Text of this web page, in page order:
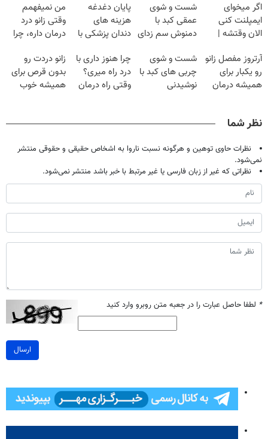
اگر میخوای
ایمپلنت کنی
الان وقتشه |
میلیون تومان!!!
شست و شوی
عمقی کبد با
دمنوش سم زدای
پایان دغدغه
هزینه های
دندان پزشکی با
خانگی
من نمیفهمم
وقتی زانو درد
درمان داره، چرا
تحمل میکنی؟❗
آرتروز مفصل زانو
رو یکبار برای
همیشه درمان
شست و شوی
چربی های کبد با
نوشیدنی
چرا هنوز داری با
درد راه میری؟
وقتی راه درمان
زانو دردت رو
بدون قرص برای
همیشه خوب
نظر شما
نظرات حاوی توهین و هرگونه نسبت ناروا به اشخاص حقیقی و حقوقی منتشر
نمی‌شود.
نظراتی که غیر از زبان فارسی یا غیر مرتبط با خبر باشد منتشر نمی‌شود.
* لطفا حاصل عبارت را در جعبه متن روبرو وارد کنید
ارسال